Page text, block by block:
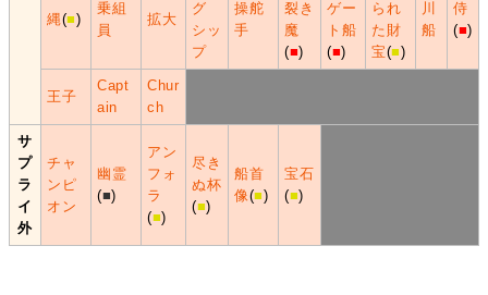
縄(■)
乗組
員
拡大
グ
シッ
プ
操舵
手
裂き
魔
(■)
ゲー
ト船
(■)
られ
た財
宝(■)
川
船
侍
(■)
王子
Capt
ain
Chur
ch
サ
プ
ラ
イ
外
チャ
ンピ
オン
幽霊
(■)
アン
フォ
ラ
(■)
尽き
ぬ杯
(■)
船首
像(■)
宝石
(■)